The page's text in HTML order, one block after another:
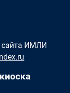
сайта ИМЛИ